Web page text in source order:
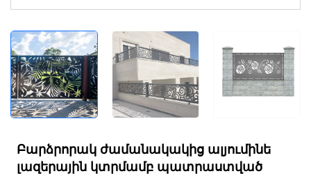
Բարձրորակ ժամանակակից ալյումինե
լազերային կտրմամբ պատրաստված